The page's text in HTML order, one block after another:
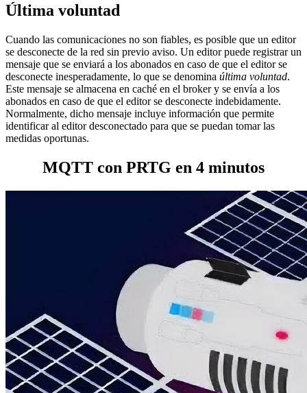
Última voluntad
Cuando las comunicaciones no son fiables, es posible que un editor
se desconecte de la red sin previo aviso. Un editor puede registrar un
mensaje que se enviará a los abonados en caso de que el editor se
desconecte inesperadamente, lo que se denomina última voluntad.
Este mensaje se almacena en caché en el broker y se envía a los
abonados en caso de que el editor se desconecte indebidamente.
Normalmente, dicho mensaje incluye información que permite
identificar al editor desconectado para que se puedan tomar las
medidas oportunas.
MQTT con PRTG en 4 minutos